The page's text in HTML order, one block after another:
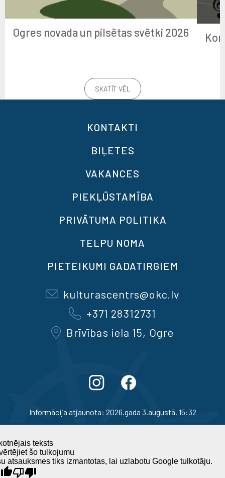
Ogres novada un pilsētas svētki 2026
SKATĪT VĒL
KONTAKTI
BIĻETES
VAKANCES
PIEKĻŪSTAMĪBA
PRIVĀTUMA POLITIKA
TELPU NOMA
PIETEIKUMI GADATIRGIEM
kulturascentrs@okc.lv
+371 28312731
Brīvības iela 15, Ogre
Informācija atjaunota: 2026.gada 3.augustā, 15:32
teksts
šo tulkojumu
atsauksmes tiks izmantotas, lai uzlabotu Google tulkotāju.